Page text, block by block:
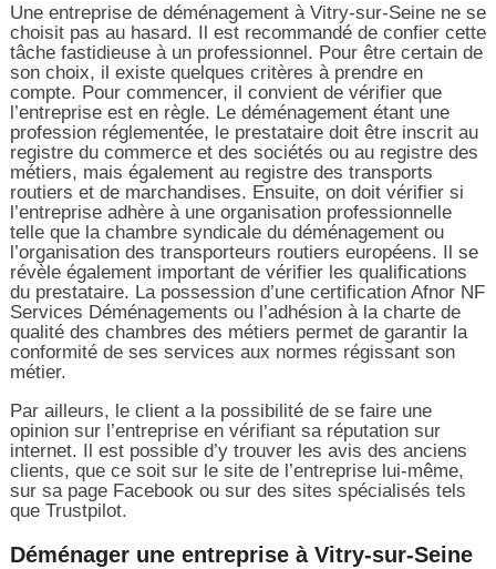
Une entreprise de déménagement à Vitry-sur-Seine ne se
choisit pas au hasard. Il est recommandé de confier cette
tâche fastidieuse à un professionnel. Pour être certain de
son choix, il existe quelques critères à prendre en
compte. Pour commencer, il convient de vérifier que
l’entreprise est en règle. Le déménagement étant une
profession réglementée, le prestataire doit être inscrit au
registre du commerce et des sociétés ou au registre des
métiers, mais également au registre des transports
routiers et de marchandises. Ensuite, on doit vérifier si
l’entreprise adhère à une organisation professionnelle
telle que la chambre syndicale du déménagement ou
l’organisation des transporteurs routiers européens. Il se
révèle également important de vérifier les qualifications
du prestataire. La possession d’une certification Afnor NF
Services Déménagements ou l’adhésion à la charte de
qualité des chambres des métiers permet de garantir la
conformité de ses services aux normes régissant son
métier.
Par ailleurs, le client a la possibilité de se faire une
opinion sur l’entreprise en vérifiant sa réputation sur
internet. Il est possible d’y trouver les avis des anciens
clients, que ce soit sur le site de l’entreprise lui-même,
sur sa page Facebook ou sur des sites spécialisés tels
que Trustpilot.
Déménager une entreprise à Vitry-sur-Seine